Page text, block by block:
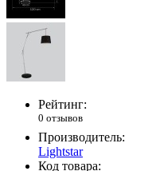
Рейтинг:
0 отзывов
Производитель:
Lightstar
Код товара: